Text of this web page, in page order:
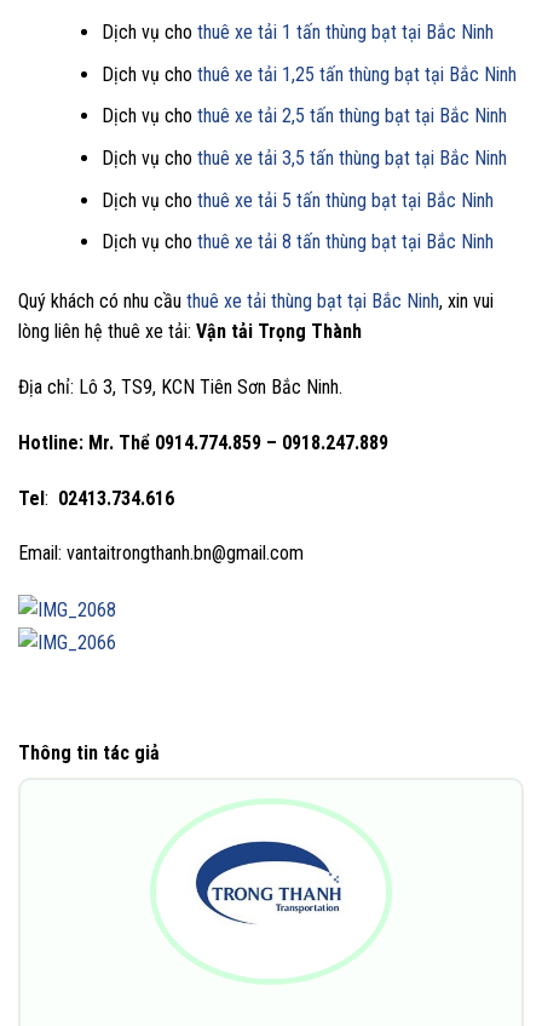
Dịch vụ cho thuê xe tải 1 tấn thùng bạt tại Bắc Ninh
Dịch vụ cho thuê xe tải 1,25 tấn thùng bạt tại Bắc Ninh
Dịch vụ cho thuê xe tải 2,5 tấn thùng bạt tại Bắc Ninh
Dịch vụ cho thuê xe tải 3,5 tấn thùng bạt tại Bắc Ninh
Dịch vụ cho thuê xe tải 5 tấn thùng bạt tại Bắc Ninh
Dịch vụ cho thuê xe tải 8 tấn thùng bạt tại Bắc Ninh
Quý khách có nhu cầu thuê xe tải thùng bạt tại Bắc Ninh, xin vui
lòng liên hệ thuê xe tải: Vận tải Trọng Thành
Địa chỉ: Lô 3, TS9, KCN Tiên Sơn Bắc Ninh.
Hotline: Mr. Thể 0914.774.859 – 0918.247.889
Tel: 02413.734.616
Email: vantaitrongthanh.bn@gmail.com
Thông tin tác giả